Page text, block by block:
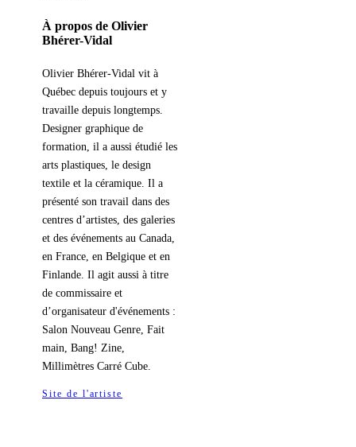
À propos de Olivier
Bhérer-Vidal
Olivier Bhérer-Vidal vit à
Québec depuis toujours et y
travaille depuis longtemps.
Designer graphique de
formation, il a aussi étudié les
arts plastiques, le design
textile et la céramique. Il a
présenté son travail dans des
centres d’artistes, des galeries
et des événements au Canada,
en France, en Belgique et en
Finlande. Il agit aussi à titre
de commissaire et
d’organisateur d'événements :
Salon Nouveau Genre, Fait
main, Bang! Zine,
Millimètres Carré Cube.
Site de l'artiste